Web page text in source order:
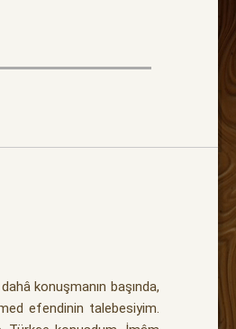
konuşmanın başında,
efendinin talebesiyim.